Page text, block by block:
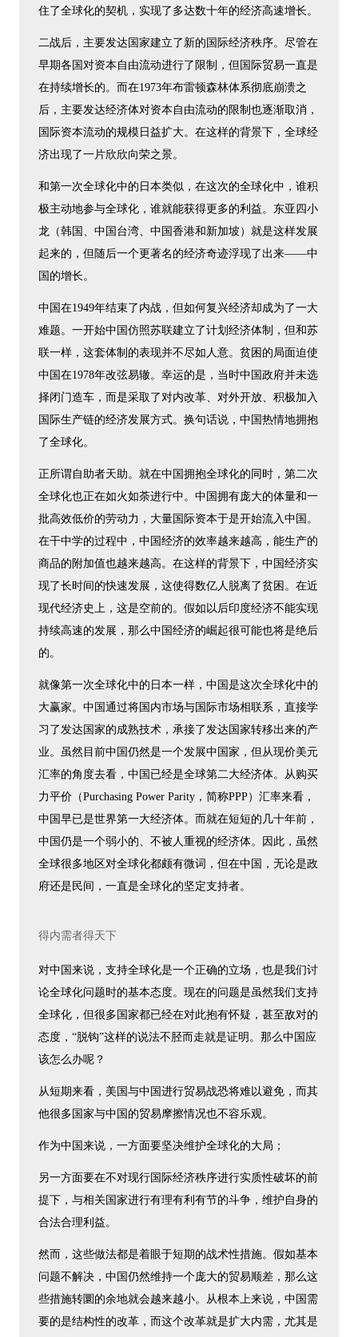
住了全球化的契机，实现了多达数十年的经济高速增长。
二战后，主要发达国家建立了新的国际经济秩序。尽管在
早期各国对资本自由流动进行了限制，但国际贸易一直是
在持续增长的。而在1973年布雷顿森林体系彻底崩溃之
后，主要发达经济体对资本自由流动的限制也逐渐取消，
国际资本流动的规模日益扩大。在这样的背景下，全球经
济出现了一片欣欣向荣之景。
和第一次全球化中的日本类似，在这次的全球化中，谁积
极主动地参与全球化，谁就能获得更多的利益。东亚四小
龙（韩国、中国台湾、中国香港和新加坡）就是这样发展
起来的，但随后一个更著名的经济奇迹浮现了出来——中
国的增长。
中国在1949年结束了内战，但如何复兴经济却成为了一大
难题。一开始中国仿照苏联建立了计划经济体制，但和苏
联一样，这套体制的表现并不尽如人意。贫困的局面迫使
中国在1978年改弦易辙。幸运的是，当时中国政府并未选
择闭门造车，而是采取了对内改革、对外开放、积极加入
国际生产链的经济发展方式。换句话说，中国热情地拥抱
了全球化。
正所谓自助者天助。就在中国拥抱全球化的同时，第二次
全球化也正在如火如荼进行中。中国拥有庞大的体量和一
批高效低价的劳动力，大量国际资本于是开始流入中国。
在干中学的过程中，中国经济的效率越来越高，能生产的
商品的附加值也越来越高。在这样的背景下，中国经济实
现了长时间的快速发展，这使得数亿人脱离了贫困。在近
现代经济史上，这是空前的。假如以后印度经济不能实现
持续高速的发展，那么中国经济的崛起很可能也将是绝后
的。
就像第一次全球化中的日本一样，中国是这次全球化中的
大赢家。中国通过将国内市场与国际市场相联系，直接学
习了发达国家的成熟技术，承接了发达国家转移出来的产
业。虽然目前中国仍然是一个发展中国家，但从现价美元
汇率的角度去看，中国已经是全球第二大经济体。从购买
力平价（Purchasing Power Parity，简称PPP）汇率来看，
中国早已是世界第一大经济体。而就在短短的几十年前，
中国仍是一个弱小的、不被人重视的经济体。因此，虽然
全球很多地区对全球化都颇有微词，但在中国，无论是政
府还是民间，一直是全球化的坚定支持者。
得内需者得天下
对中国来说，支持全球化是一个正确的立场，也是我们讨
论全球化问题时的基本态度。现在的问题是虽然我们支持
全球化，但很多国家都已经在对此抱有怀疑，甚至敌对的
态度，“脱钩”这样的说法不胫而走就是证明。那么中国应
该怎么办呢？
从短期来看，美国与中国进行贸易战恐将难以避免，而其
他很多国家与中国的贸易摩擦情况也不容乐观。
作为中国来说，一方面要坚决维护全球化的大局；
另一方面要在不对现行国际经济秩序进行实质性破坏的前
提下，与相关国家进行有理有利有节的斗争，维护自身的
合法合理利益。
然而，这些做法都是着眼于短期的战术性措施。假如基本
问题不解决，中国仍然维持一个庞大的贸易顺差，那么这
些措施转圜的余地就会越来越小。从根本上来说，中国需
要的是结构性的改革，而这个改革就是扩大内需，尤其是